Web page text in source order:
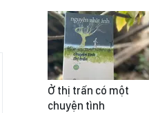
Ở thị trấn có một
chuyện tình